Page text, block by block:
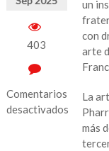
403
Comentarios
desactivados
un
con
arte
La
más